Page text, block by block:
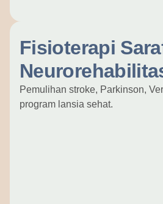
Fisioterapi
Pemulihan stroke, Parkinson,
program lansia sehat.